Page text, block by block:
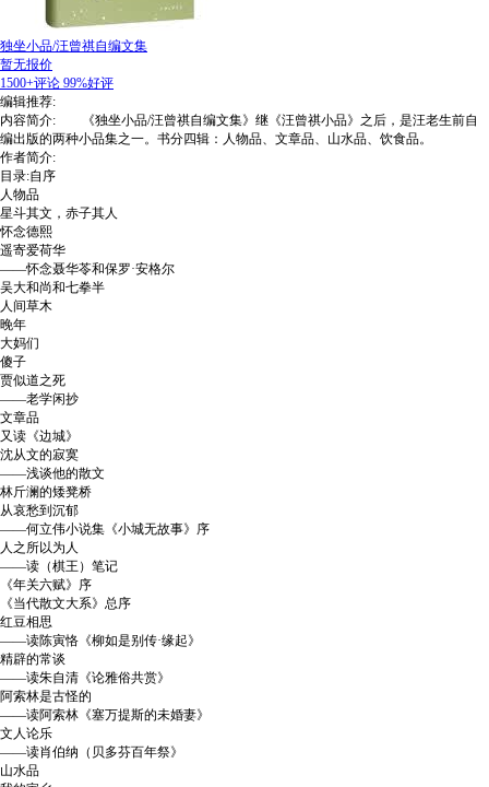
独坐小品/汪曾祺自编文集
暂无报价
1500+评论 99%好评
编辑推荐:
内容简介: 《独坐小品/汪曾祺自编文集》继《汪曾祺小品》之后，是汪老生前自
编出版的两种小品集之一。书分四辑：人物品、文章品、山水品、饮食品。
作者简介:
目录:自序
人物品
星斗其文，赤子其人
怀念德熙
遥寄爱荷华
——怀念聂华苓和保罗·安格尔
吴大和尚和七拳半
人间草木
晚年
大妈们
傻子
贾似道之死
——老学闲抄
文章品
又读《边城》
沈从文的寂寞
——浅谈他的散文
林斤澜的矮凳桥
从哀愁到沉郁
——何立伟小说集《小城无故事》序
人之所以为人
——读（棋王）笔记
《年关六赋》序
《当代散文大系》总序
红豆相思
——读陈寅恪《柳如是别传·缘起》
精辟的常谈
——读朱自清《论雅俗共赏》
阿索林是古怪的
——读阿索林《塞万提斯的未婚妻》
文人论乐
——读肖伯纳（贝多芬百年祭》
山水品